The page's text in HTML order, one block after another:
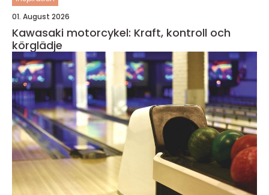
01. August 2026
Kawasaki motorcykel: Kraft, kontroll och
körglädje